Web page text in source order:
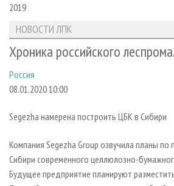
ЛЕСОЗАГОТОВКА
ЛЕСОПИЛЕНИЕ
ДЕРЕВООБРАБОТКА
ПРОИЗВОДСТВО ДРЕВЕСНЫХ ПЛИТ
ДЕРЕВЯННОЕ ДОМОСТРОЕНИЕ
ПРОИЗВОДСТВО МЕБЕЛИ
НОВОСТИ ЛПК
НОВОСТИ ЖУРНАЛА
НОВОСТИ КОМПАНИЙ
ПРОЕКТЫ ЛПИ
АНАЛИТИКА
ПРЕДПРИЯТИЯ ЛПК
ЛЕСНЫЕ РЕГИОНЫ РОССИИ
МОБИЛЬНЫЕ ВЫСТАВКИ
ОФИЦИАЛЬНЫЕ ДЕЛЕГАЦИИ
ПРИОРИТЕТНЫЕ ИНВЕСТПРОЕКТЫ
АРХИВ ЖУРНАЛОВ
СТАТЬИ
ПОДПИСКА
РЕКЛАМОДАТЕЛЯМ
РЕКЛАМА НА САЙТЕ
2019
НОВОСТИ ЛПК
Хроника российского
Россия
08.01.2020 10:00
Segezha намерена построить ЦБК в Сибири
Компания Segezha Group озвучила планы по
Сибири современного целлюлозно-
Будущее предприятие планируют